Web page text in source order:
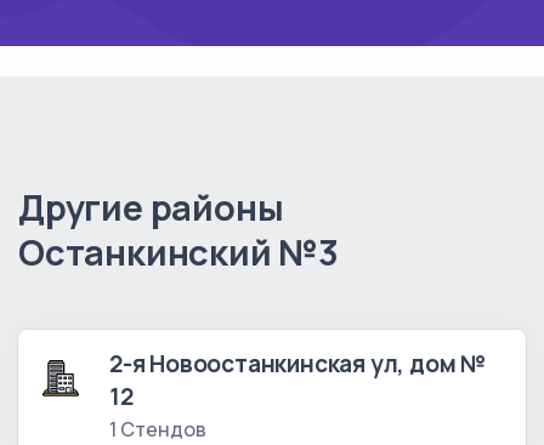
Другие районы
Останкинский №3
2-я Новоостанкинская ул, дом №
12
1 Стендов